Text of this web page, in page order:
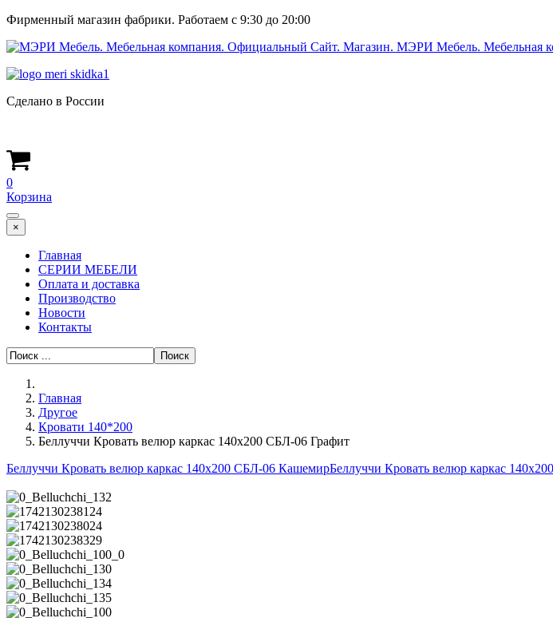
Фирменный магазин фабрики. Работаем с 9:30 до 20:00
МЭРИ Мебель. Мебельная
Сделано в России
0
Корзина
×
Главная
СЕРИИ МЕБЕЛИ
Оплата и доставка
Производство
Новости
Контакты
Главная
Другое
Кровати 140*200
Беллуччи Кровать велюр каркас 140х200 СБЛ-06 Графит
Беллуччи Кровать велюр каркас 140х200 СБЛ-06 КашемирБеллуччи Кровать велюр каркас